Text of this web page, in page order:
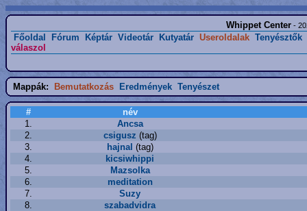
Whippet Center-
Főoldal Fórum Képtár Videotár Kutyatár Useroldalak Tenyésztők
válaszol
Mappák: Bemutatkozás Eredmények Tenyészet
#
név
1.
Ancsa
2.
csigusz (tag)
3.
hajnal (tag)
4.
kicsiwhippi
5.
Mazsolka
6.
meditation
7.
Suzy
8.
szabadvidra